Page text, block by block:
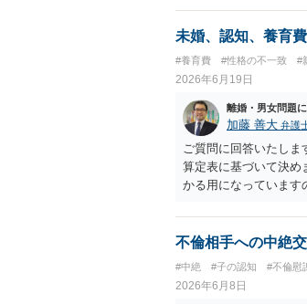
ります。
未婚、認知、養育
#養育費 #性格の不一致 #
2026年6月19日
離婚・男女問題
加藤 善大 弁護
ご質問に回答いたし
算定表に基づいて決め
かる用になっています
で算定することがあり
収ゼロとすると６万円
ついて 相手の言い分
は、結婚した後に離
不倫相手への中絶
#中絶 #子の認知 #不倫慰
2026年6月8日